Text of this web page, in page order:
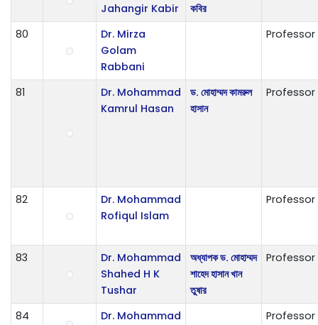
Jahangir Kabir
কবির
80
Dr. Mirza
Golam
Rabbani
Professor
81
Dr. Mohammad
Kamrul Hasan
ড. মোহাম্মদ কামরুল
হাসান
Professor
82
Dr. Mohammad
Rofiqul Islam
Professor
83
Dr. Mohammad
Shahed H K
Tushar
অধ্যাপক ড. মোহাম্মদ
শাহেদ হাসান খান
তুষার
Professor
84
Dr. Mohammad
Professor